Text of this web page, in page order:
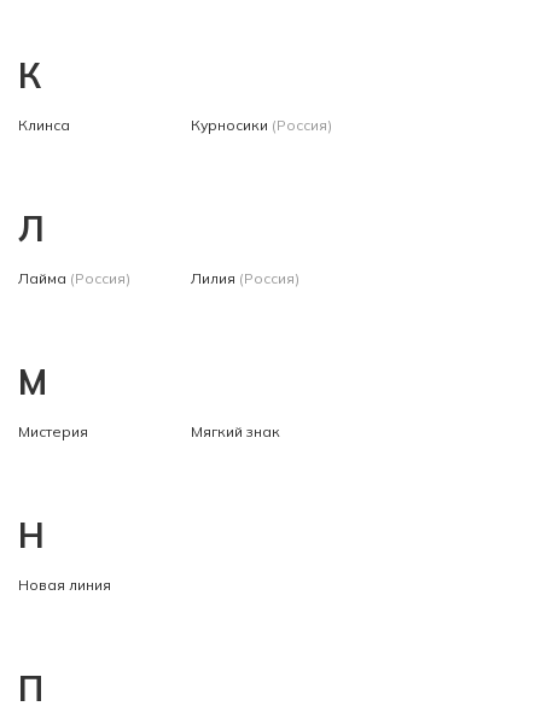
К
Клинса Курносики (Россия)
Л
Лайма (Россия) Лилия (Россия)
М
Мистерия Мягкий знак
Н
Новая линия
П